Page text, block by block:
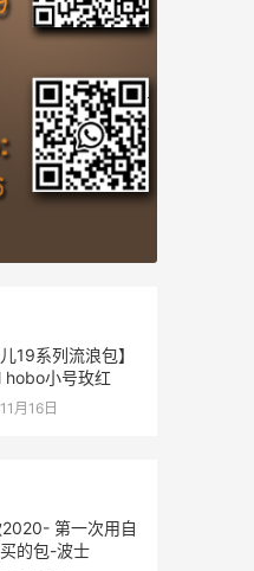
儿19系列流浪包】
hobo小号玫红
月16日
2020- 第一次用自
的包-波士